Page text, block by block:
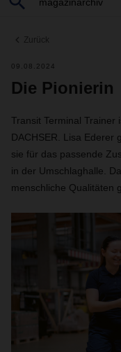
Zurück
09.08.2024
Die Pionierin
Transit Terminal Trainer
DACHSER. Lisa Ederer
sie für das passende
in der Umschlaghalle.
menschliche Qualitäten